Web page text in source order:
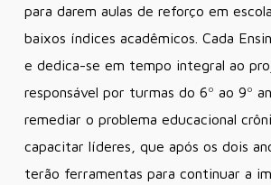
para darem aulas de reforço em
baixos índices acadêmicos. Cada
e dedica-se em tempo integral ao
responsável por turmas do 6º ao 9º
remediar o problema educacional
capacitar líderes, que após os dois
terão ferramentas para continuar a